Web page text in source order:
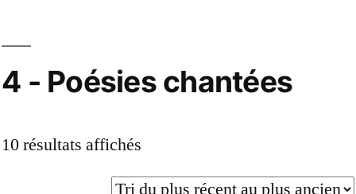
4 - Poésies chantées
10 résultats affichés